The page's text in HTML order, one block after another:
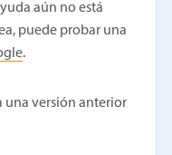
aún no está
puede probar una
.
una versión anterior